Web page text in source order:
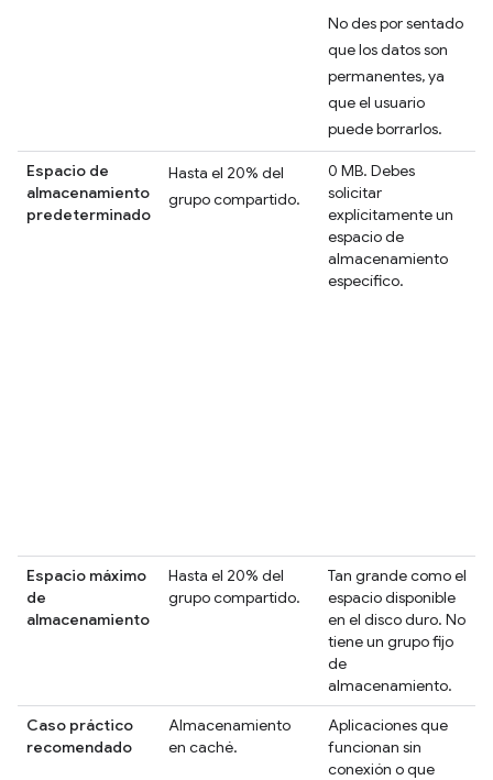
No des por sentado
que los datos son
permanentes, ya
que el usuario
puede borrarlos.
Espacio de
almacenamiento
predeterminado
Hasta el 20% del
grupo compartido.
0 MB. Debes
solicitar
explícitamente un
espacio de
almacenamiento
específico.
Espacio máximo
de
almacenamiento
Hasta el 20% del
grupo compartido.
Tan grande como el
espacio disponible
en el disco duro. No
tiene un grupo fijo
de
almacenamiento.
Caso práctico
recomendado
Almacenamiento
en caché.
Aplicaciones que
funcionan sin
conexión o que